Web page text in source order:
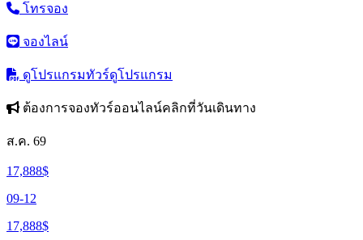
โทรจอง
จองไลน์
ดูโปรแกรมทัวร์ดูโปรแกรม
ต้องการจองทัวร์ออนไลน์คลิกที่วันเดินทาง
ส.ค. 69
17,888$
09-12
17,888$